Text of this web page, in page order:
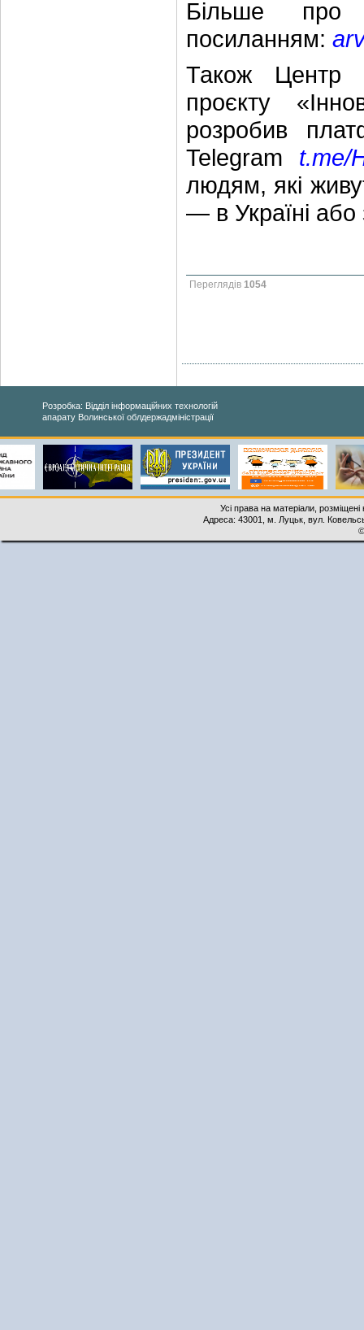
Більше про
посиланням:
Також Центр
проєкту
розробив
Telegram t.me/
людям, які
— в Україні
Переглядів 1054
Розробка: Відділ інформаційних технологій
апарату Волинської облдержадміністрації
Усі права на матеріали,
Адреса: 43001, м. Луцьк, вул.